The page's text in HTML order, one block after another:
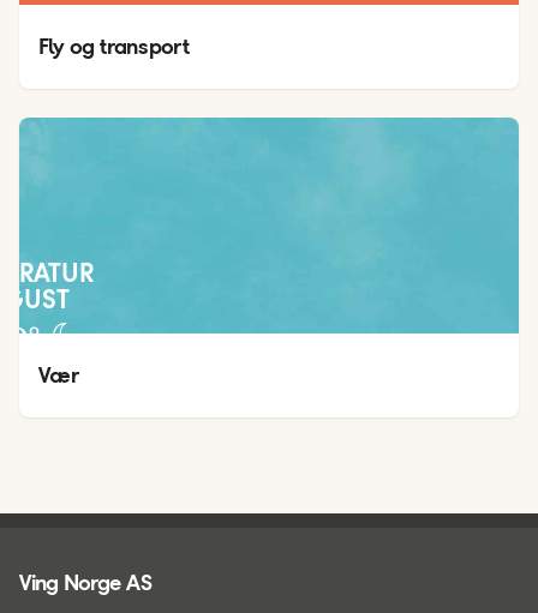
Fly og transport
°
Vær
Ving Norge AS